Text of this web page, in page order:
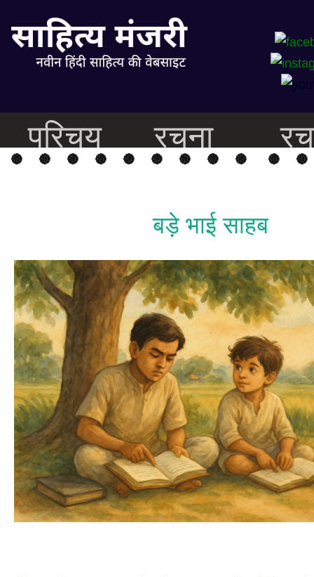
परिचय रचना
बड़े भाई साहब